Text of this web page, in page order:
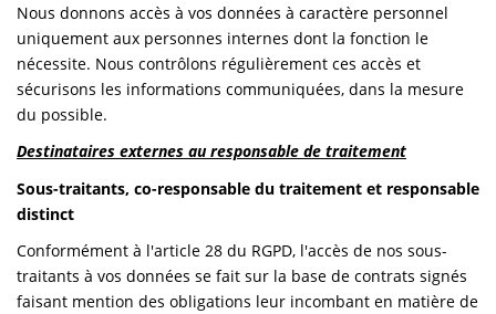
Nous donnons accès à vos données à caractère personnel
uniquement aux personnes internes dont la fonction le
nécessite. Nous contrôlons régulièrement ces accès et
sécurisons les informations communiquées, dans la mesure
du possible.
Destinataires externes au responsable de traitement
Sous-traitants, co-responsable du traitement et responsable
distinct
Conformément à l'article 28 du RGPD, l'accès de nos sous-
traitants à vos données se fait sur la base de contrats signés
faisant mention des obligations leur incombant en matière de